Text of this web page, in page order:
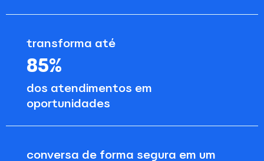
transforma até
85%
dos atendimentos em
oportunidades
conversa de forma segura em um